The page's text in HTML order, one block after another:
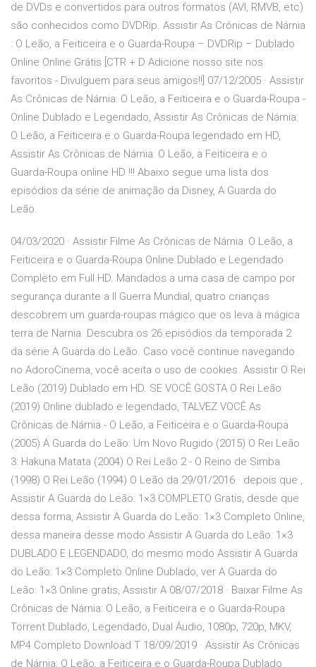
de DVDs e convertidos para outros formatos (AVI, RMVB, etc)
são conhecidos como DVDRip. Assistir As Crônicas de Nárnia
: O Leão, a Feiticeira e o Guarda-Roupa – DVDRip – Dublado
Online Online Grátis [CTR + D Adicione nosso site nos
favoritos - Divulguem para seus amigos!!] 07/12/2005 · Assistir
As Crônicas de Nárnia: O Leão, a Feiticeira e o Guarda-Roupa -
Online Dublado e Legendado, Assistir As Crônicas de Nárnia:
O Leão, a Feiticeira e o Guarda-Roupa legendado em HD,
Assistir As Crônicas de Nárnia: O Leão, a Feiticeira e o
Guarda-Roupa online HD !!! Abaixo segue uma lista dos
episódios da série de animação da Disney, A Guarda do
Leão.
04/03/2020 · Assistir Filme As Crônicas de Nárnia: O Leão, a
Feiticeira e o Guarda-Roupa Online Dublado e Legendado
Completo em Full HD. Mandados a uma casa de campo por
segurança durante a II Guerra Mundial, quatro crianças
descobrem um guarda-roupas mágico que os leva à mágica
terra de Narnia. Descubra os 26 episódios da temporada 2
da série A Guarda do Leão. Caso você continue navegando
no AdoroCinema, você aceita o uso de cookies. Assistir O Rei
Leão (2019) Dublado em HD. SE VOCÊ GOSTA O Rei Leão
(2019) Online dublado e legendado, TALVEZ VOCÊ As
Crônicas de Nárnia - O Leão, a Feiticeira e o Guarda-Roupa
(2005) A Guarda do Leão: Um Novo Rugido (2015) O Rei Leão
3: Hakuna Matata (2004) O Rei Leão 2 - O Reino de Simba
(1998) O Rei Leão (1994) O Leão da 29/01/2016 · depois que ,
Assistir A Guarda do Leão: 1×3 COMPLETO Gratis, desde que
dessa forma, Assistir A Guarda do Leão: 1×3 Completo Online,
dessa maneira desse modo Assistir A Guarda do Leão: 1×3
DUBLADO E LEGENDADO, do mesmo modo Assistir A Guarda
do Leão: 1×3 Completo Online Dublado, ver A Guarda do
Leão: 1×3 Online gratis, Assistir A 08/07/2018 · Baixar Filme As
Crônicas de Nárnia: O Leão, a Feiticeira e o Guarda-Roupa
Torrent Dublado, Legendado, Dual Áudio, 1080p, 720p, MKV,
MP4 Completo Download T 18/09/2019 · Assistir As Crônicas
de Nárnia: O Leão, a Feiticeira e o Guarda-Roupa Dublado